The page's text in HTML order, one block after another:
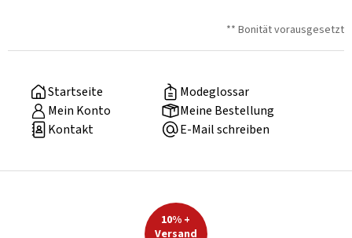
** Bonität vorausgesetzt
Startseite
Modeglossar
Mein Konto
Meine Bestellung
Kontakt
E-Mail schreiben
10% +
Versand